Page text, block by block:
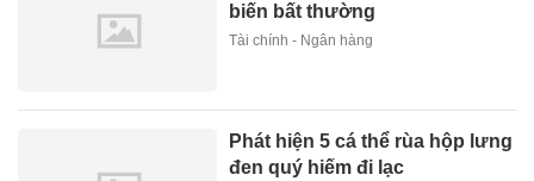
biến bất thường
Tài chính - Ngân hàng
Phát hiện 5 cá thể rùa hộp lưng
đen quý hiếm đi lạc